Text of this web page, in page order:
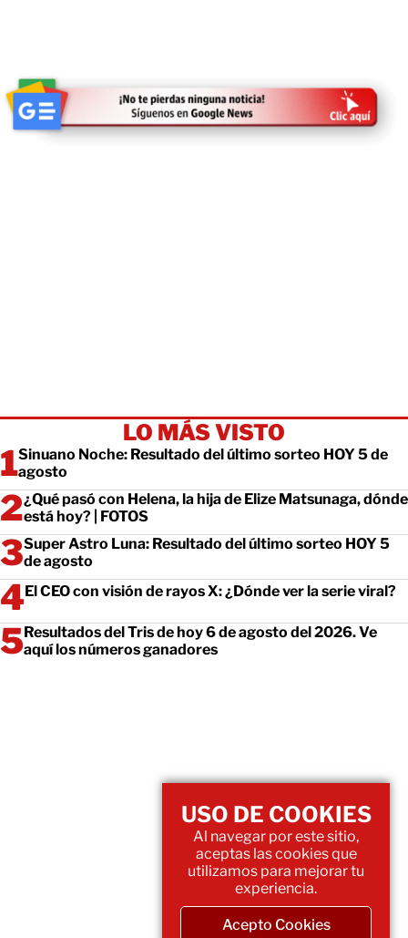
LO MÁS VISTO
Sinuano Noche: Resultado del último sorteo HOY 5 de
agosto
¿Qué pasó con Helena, la hija de Elize Matsunaga, dónde
está hoy? | FOTOS
Super Astro Luna: Resultado del último sorteo HOY 5
de agosto
El CEO con visión de rayos X: ¿Dónde ver la serie viral?
Resultados del Tris de hoy 6 de agosto del 2026. Ve
aquí los números ganadores
USO DE COOKIES
Al navegar por este sitio,
aceptas las cookies que
utilizamos para mejorar tu
experiencia.
Acepto Cookies